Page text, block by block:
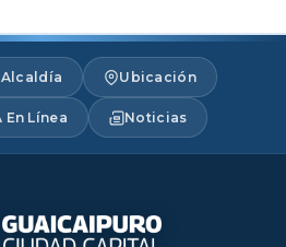
Alcaldía Ubicación
En Línea Noticias